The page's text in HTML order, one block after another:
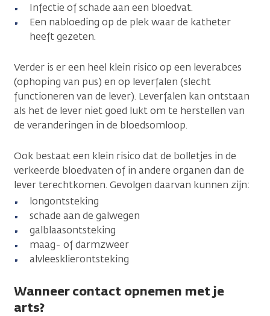
Infectie of schade aan een bloedvat.
Een nabloeding op de plek waar de katheter
heeft gezeten.
Verder is er een heel klein risico op een leverabces
(ophoping van pus) en op leverfalen (slecht
functioneren van de lever). Leverfalen kan ontstaan
als het de lever niet goed lukt om te herstellen van
de veranderingen in de bloedsomloop.
Ook bestaat een klein risico dat de bolletjes in de
verkeerde bloedvaten of in andere organen dan de
lever terechtkomen. Gevolgen daarvan kunnen zijn:
longontsteking
schade aan de galwegen
galblaasontsteking
maag- of darmzweer
alvleesklierontsteking
Wanneer contact opnemen met je
arts?